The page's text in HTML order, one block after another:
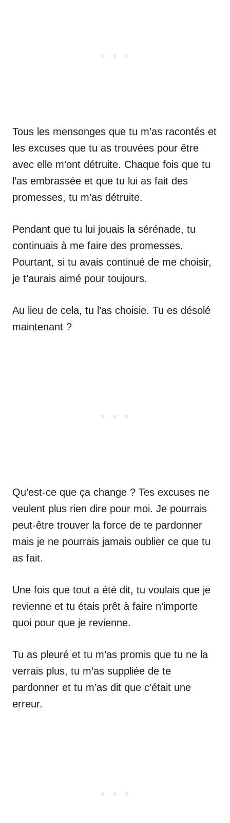
Tous les mensonges que tu m’as racontés et
les excuses que tu as trouvées pour être
avec elle m’ont détruite. Chaque fois que tu
l’as embrassée et que tu lui as fait des
promesses, tu m’as détruite.
Pendant que tu lui jouais la sérénade, tu
continuais à me faire des promesses.
Pourtant, si tu avais continué de me choisir,
je t’aurais aimé pour toujours.
Au lieu de cela, tu l’as choisie. Tu es désolé
maintenant ?
Qu’est-ce que ça change ? Tes excuses ne
veulent plus rien dire pour moi. Je pourrais
peut-être trouver la force de te pardonner
mais je ne pourrais jamais oublier ce que tu
as fait.
Une fois que tout a été dit, tu voulais que je
revienne et tu étais prêt à faire n’importe
quoi pour que je revienne.
Tu as pleuré et tu m’as promis que tu ne la
verrais plus, tu m’as suppliée de te
pardonner et tu m’as dit que c’était une
erreur.